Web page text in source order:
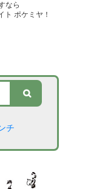
なら
ト ポケミヤ！
チ